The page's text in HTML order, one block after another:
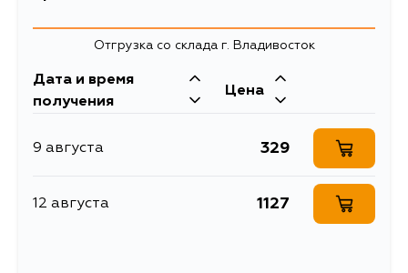
Полиуретановая втулка
стабилизатора, задней подвески I.D.
Toyota
Кузов Двигатель
ZNE14, ZNE14G 1ZZFE
Отгрузка со склада г. Владивосток
Дата и время
получения
Цена
9 августа 329
12 августа 1127